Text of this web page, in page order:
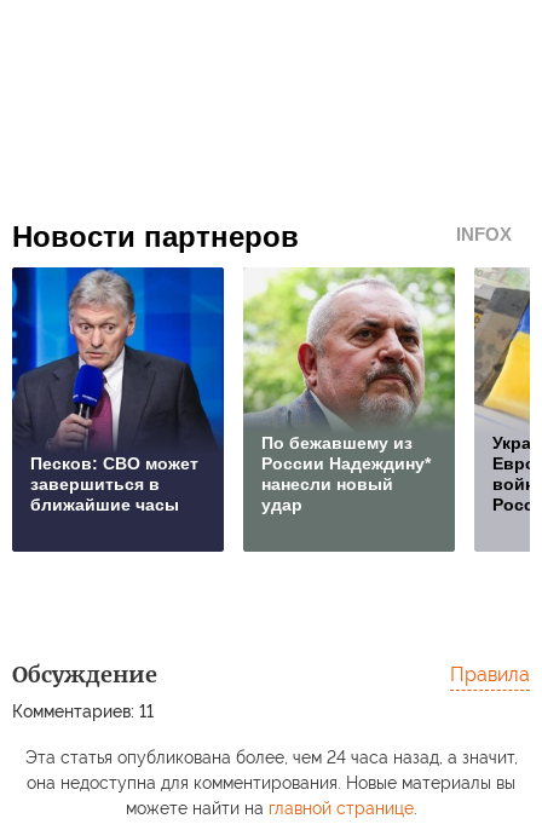
Новости партнеров INFOX
Песков: СВО может
завершиться в
ближайшие часы
По бежавшему из
России Надеждину*
нанесли новый
удар
Обсуждение
Комментариев: 11
Правила
Эта статья опубликована более, чем 24 часа назад, а значит,
она недоступна для комментирования. Новые материалы вы
можете найти на главной странице.